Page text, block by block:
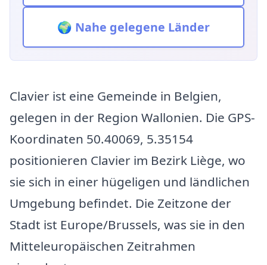
🌍 Nahe gelegene Länder
Clavier ist eine Gemeinde in Belgien,
gelegen in der Region Wallonien. Die GPS-
Koordinaten 50.40069, 5.35154
positionieren Clavier im Bezirk Liège, wo
sie sich in einer hügeligen und ländlichen
Umgebung befindet. Die Zeitzone der
Stadt ist Europe/Brussels, was sie in den
Mitteleuropäischen Zeitrahmen